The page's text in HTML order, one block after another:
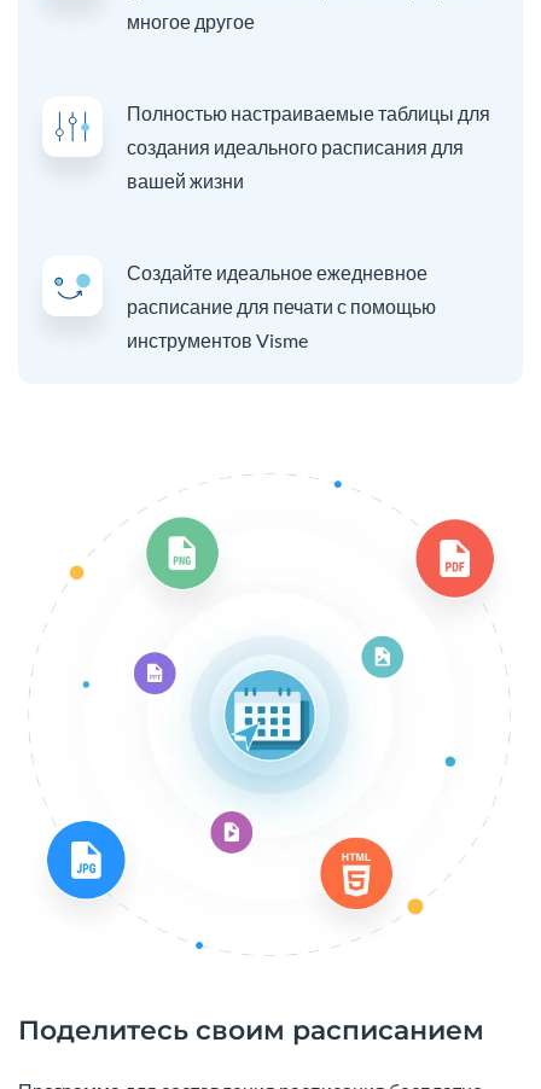
многое другое
Полностью настраиваемые таблицы для
создания идеального расписания для
вашей жизни
Создайте идеальное ежедневное
расписание для печати с помощью
инструментов Visme
Поделитесь своим расписанием